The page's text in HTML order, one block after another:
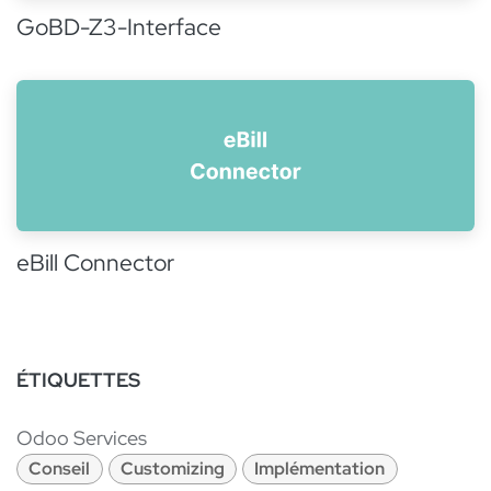
GoBD-Z3-Interface
eBill Connector
ÉTIQUETTES
Odoo Services
Conseil Customizing Implémentation